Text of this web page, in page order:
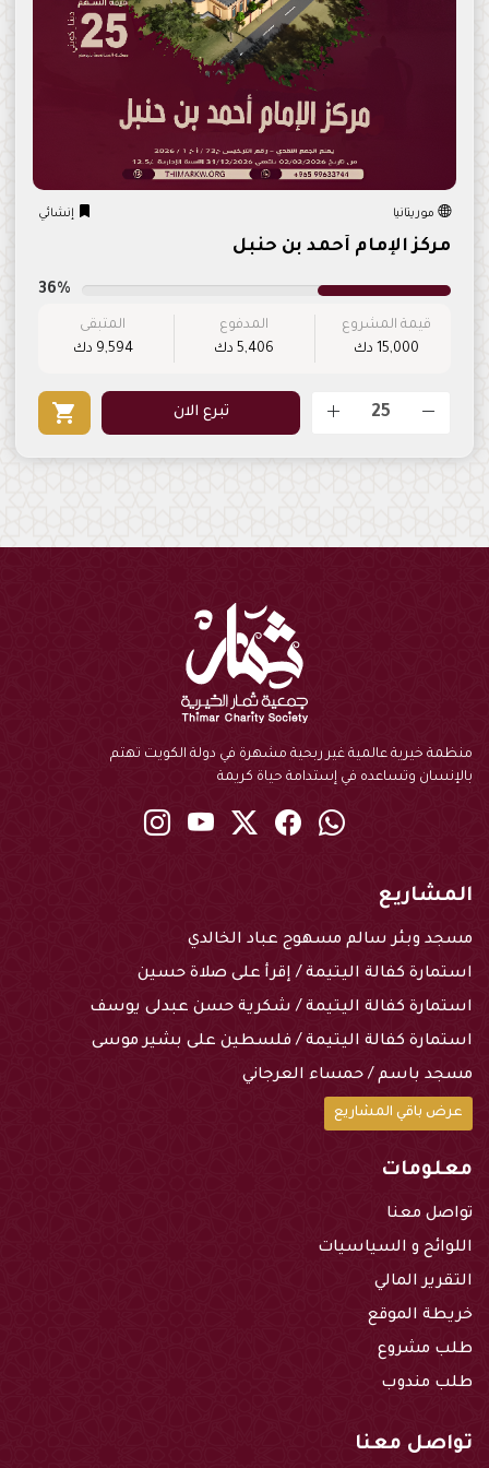
موريتانيا إنشائي
مركز الإمام أحمد بن حنبل
36%
قيمة المشروع
15,000 دك
المدفوع
5,406 دك
المتبقى
9,594 دك
تبرع الان shopping_cart
منظمة خيرية عالمية غير ربحية مشهرة في دولة الكويت تهتم
بالإنسان وتساعده في إستدامة حياة كريمة
Whatsapp
Facebook
twitter
youtube
instagram
المشاريع
مسجد وبئر سالم مسهوج عباد الخالدي
استمارة كفالة اليتيمة / إقرأ على صلاة حسين
استمارة كفالة اليتيمة / شكرية حسن عبدلى يوسف
استمارة كفالة اليتيمة / فلسطين على بشير موسى
مسجد باسم / حمساء العرجاني
عرض باقي المشاريع
معلومات
تواصل معنا
اللوائح و السياسيات
التقرير المالي
خريطة الموقع
طلب مشروع
طلب مندوب
تواصل معنا